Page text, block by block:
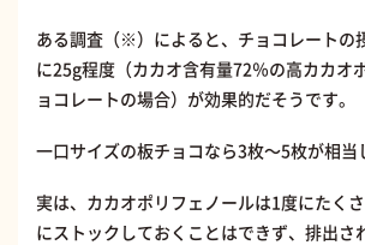
ある調査（※）によると、チョコレートの
に25g程度（カカオ含有量72％の高カカオ
ョコレートの場合）が効果的だそうです。
一口サイズの板チョコなら3枚〜5枚が相当
実は、カカオポリフェノールは1度にたく
にストックしておくことはできず、排出さ